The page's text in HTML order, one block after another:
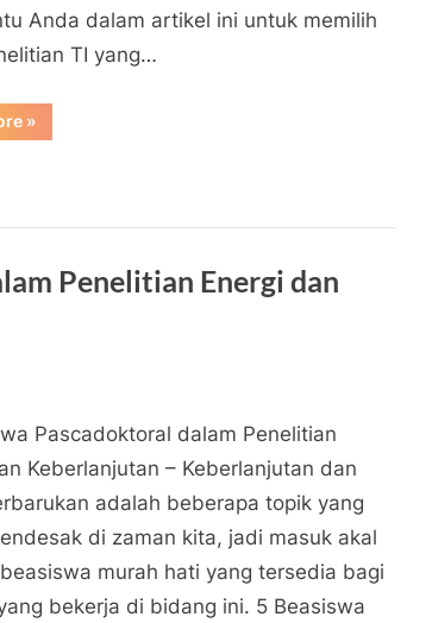
Anda dalam artikel ini untuk memilih
TI yang…
“Topik
Makalah
»
Penelitian Energi dan
Pascadoktoral dalam Penelitian
Keberlanjutan – Keberlanjutan dan
adalah beberapa topik yang
di zaman kita, jadi masuk akal
murah hati yang tersedia bagi
bekerja di bidang ini. 5 Beasiswa